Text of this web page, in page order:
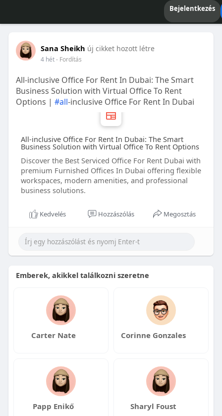
Bejelentkezés
Sana Sheikh új cikket hozott létre
4 hét- Fordítás
All-inclusive Office For Rent In Dubai: The Smart
Business Solution with Virtual Office To Rent
Options | #all-inclusive Office For Rent In Dubai
All-inclusive Office For Rent In Dubai: The Smart
Business Solution with Virtual Office To Rent Options
Discover the Best Serviced Office For Rent Dubai with
premium Furnished Offices In Dubai offering flexible
workspaces, modern amenities, and professional
business solutions.
Kedvelés Hozzászólás Megosztás
Emberek, akikkel találkozni szeretne
Carter Nate Corinne Gonzales
Papp Enikő Sharyl Foust